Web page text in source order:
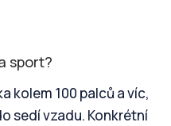
sport?
kolem 100 palců a víc,
sedí vzadu. Konkrétní